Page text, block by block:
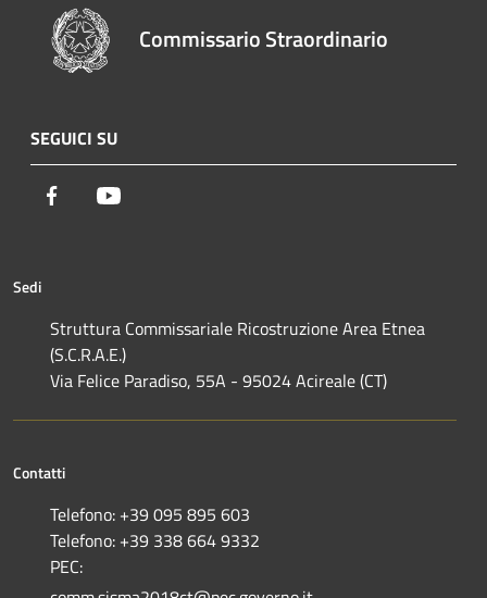
Commissario Straordinario
SEGUICI SU
Facebook
Sedi
Struttura Commissariale Ricostruzione Area Etnea
(S.C.R.A.E.)
Via Felice Paradiso, 55A - 95024 Acireale (CT)
Contatti
Telefono: +39 095 895 603
Telefono: +39 338 664 9332
PEC: